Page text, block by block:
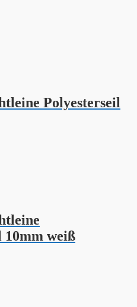
Polyesterseil
10mm weiß